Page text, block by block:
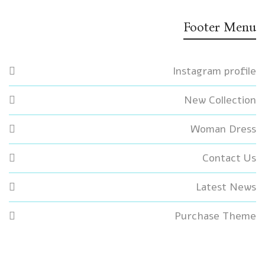
Footer Menu
Instagram profile
New Collection
Woman Dress
Contact Us
Latest News
Purchase Theme